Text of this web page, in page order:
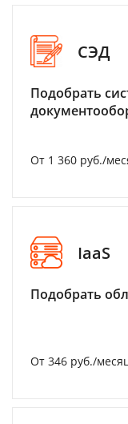
СЭД
Подобрать
От 1 360 руб./
IaaS
Подобрать
От 346 руб./